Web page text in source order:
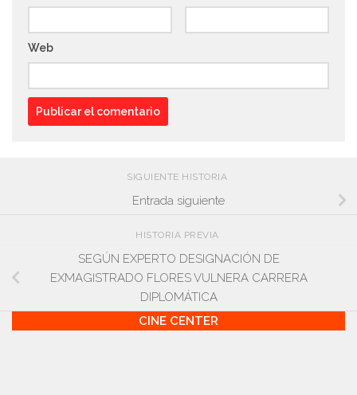
Web
SIGUIENTE HISTORIA
Entrada siguiente
HISTORIA PREVIA
SEGÚN EXPERTO DESIGNACIÓN DE
EXMAGISTRADO FLORES VULNERA CARRERA
DIPLOMÁTICA
CINE CENTER